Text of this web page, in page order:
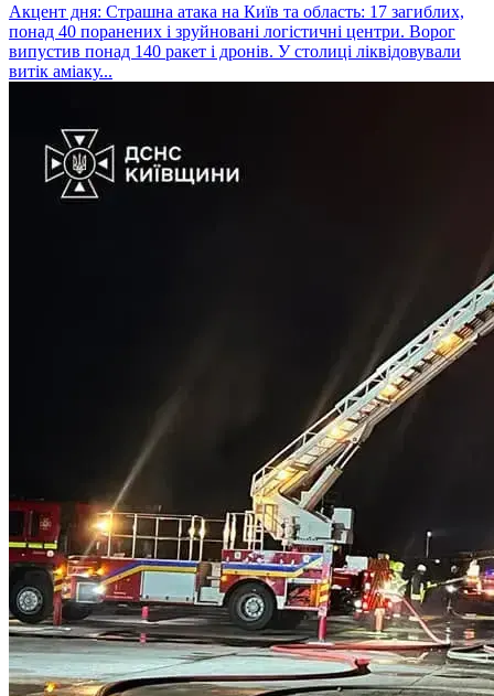
Акцент дня: Страшна атака на Київ та область: 17 загиблих,
понад 40 поранених і зруйновані логістичні центри. Ворог
випустив понад 140 ракет і дронів. У столиці ліквідовували
витік аміаку...